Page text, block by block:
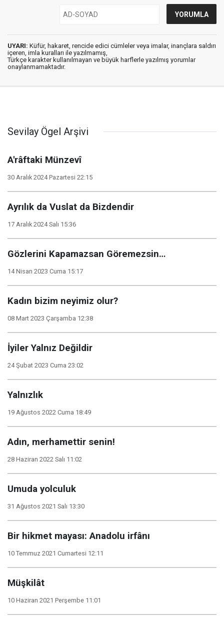
UYARI: Küfür, hakaret, rencide edici cümleler veya imalar, inançlara saldırı
içeren, imla kuralları ile yazılmamış,
Türkçe karakter kullanılmayan ve büyük harflerle yazılmış yorumlar
onaylanmamaktadır.
Sevilay Ögel Arşivi
A'râftaki Münzevî
30 Aralık 2024 Pazartesi 22:15
Ayrılık da Vuslat da Bizdendir
17 Aralık 2024 Salı 15:36
Gözlerini Kapamazsan Göremezsin…
14 Nisan 2023 Cuma 15:17
Kadın bizim neyimiz olur?
08 Mart 2023 Çarşamba 12:38
İyiler Yalnız Değildir
24 Şubat 2023 Cuma 23:02
Yalnızlık
19 Ağustos 2022 Cuma 18:49
Adın, merhamettir senin!
28 Haziran 2022 Salı 11:02
Umuda yolculuk
31 Ağustos 2021 Salı 13:30
Bir hikmet mayası: Anadolu irfânı
10 Temmuz 2021 Cumartesi 12:11
Müşkilât
10 Haziran 2021 Perşembe 11:01